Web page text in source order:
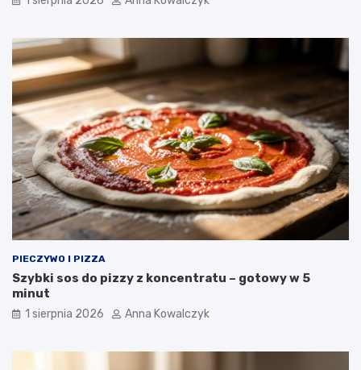
PIECZYWO I PIZZA
Szybki sos do pizzy z koncentratu – gotowy w 5
minut
1 sierpnia 2026 Anna Kowalczyk